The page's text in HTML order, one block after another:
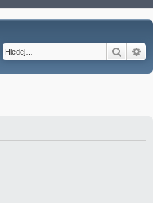
Hledat